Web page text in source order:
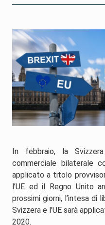
In febbraio, la
commerciale bilaterale
applicato a titolo
l’UE ed il Regno Unito
prossimi giorni, l’intesa di
Svizzera e l’UE sarà
2020.